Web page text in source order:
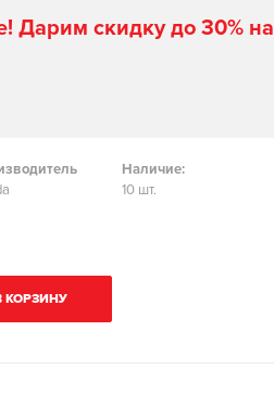
Дарим скидку до 30% на
Наличие:
10 шт.
КОРЗИНУ